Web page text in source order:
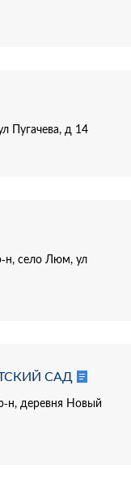
Пугачева, д 14
н, село Люм, ул
САД
н, деревня Новый